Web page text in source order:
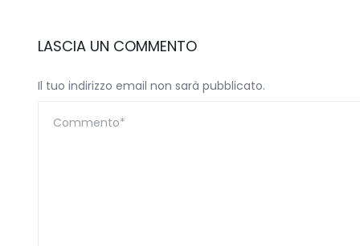
LASCIA UN COMMENTO
Il tuo indirizzo email non sarà pubblicato.